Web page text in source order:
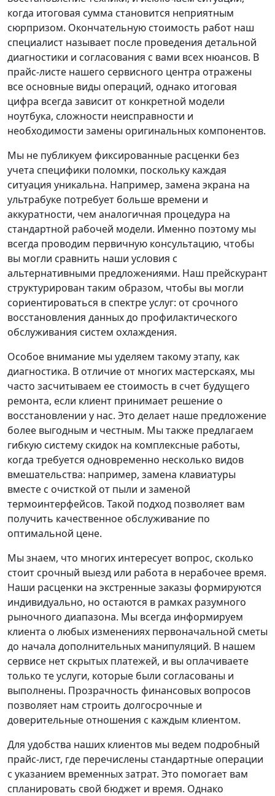
когда итоговая сумма становится неприятным
сюрпризом. Окончательную стоимость работ наш
специалист называет после проведения детальной
диагностики и согласования с вами всех нюансов. В
прайс-листе нашего сервисного центра отражены
все основные виды операций, однако итоговая
цифра всегда зависит от конкретной модели
ноутбука, сложности неисправности и
необходимости замены оригинальных компонентов.
Мы не публикуем фиксированные расценки без
учета специфики поломки, поскольку каждая
ситуация уникальна. Например, замена экрана на
ультрабуке потребует больше времени и
аккуратности, чем аналогичная процедура на
стандартной рабочей модели. Именно поэтому мы
всегда проводим первичную консультацию, чтобы
вы могли сравнить наши условия с
альтернативными предложениями. Наш прейскурант
структурирован таким образом, чтобы вы могли
сориентироваться в спектре услуг: от срочного
восстановления данных до профилактического
обслуживания систем охлаждения.
Особое внимание мы уделяем такому этапу, как
диагностика. В отличие от многих мастерскаях, мы
часто засчитываем ее стоимость в счет будущего
ремонта, если клиент принимает решение о
восстановлении у нас. Это делает наше предложение
более выгодным и честным. Мы также предлагаем
гибкую систему скидок на комплексные работы,
когда требуется одновременно несколько видов
вмешательства: например, замена клавиатуры
вместе с очисткой от пыли и заменой
термоинтерфейсов. Такой подход позволяет вам
получить качественное обслуживание по
оптимальной цене.
Мы знаем, что многих интересует вопрос, сколько
стоит срочный выезд или работа в нерабочее время.
Наши расценки на экстренные заказы формируются
индивидуально, но остаются в рамках разумного
рыночного диапазона. Мы всегда информируем
клиента о любых изменениях первоначальной сметы
до начала дополнительных манипуляций. В нашем
сервисе нет скрытых платежей, и вы оплачиваете
только те услуги, которые были согласованы и
выполнены. Прозрачность финансовых вопросов
позволяет нам строить долгосрочные и
доверительные отношения с каждым клиентом.
Для удобства наших клиентов мы ведем подробный
прайс-лист, где перечислены стандартные операции
с указанием временных затрат. Это помогает вам
спланировать свой бюджет и время. Однако